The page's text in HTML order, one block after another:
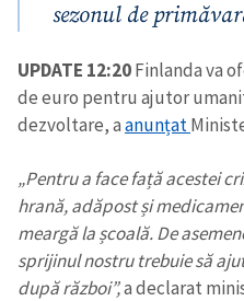
sezonul de
UPDATE 12:20Finlanda va
de euro pentru ajutor
dezvoltare, aanunțat
„Pentru a face față acestei
hrană, adăpost și
meargă la școală. De
sprijinul nostru trebuie să
după război”,a declarat